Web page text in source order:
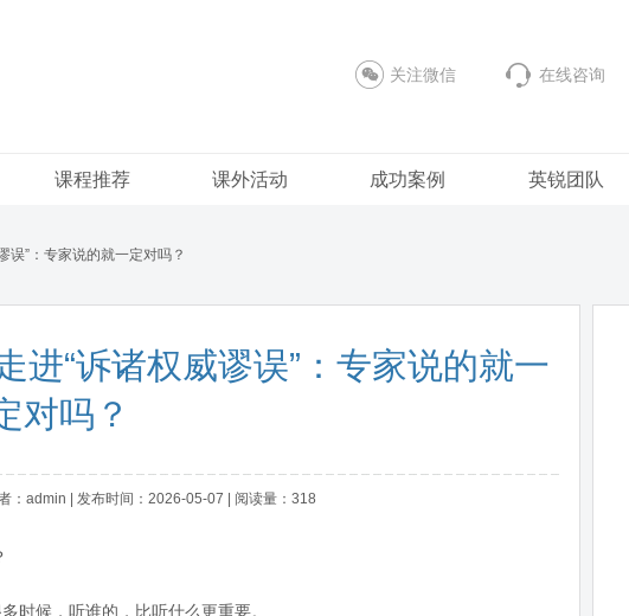
在线咨询
关注微信
课程推荐 课外活动 成功案例 英锐团队
误”：专家说的就一定对吗？
进“诉诸权威谬误”：专家说的就一
对吗？
：admin | 发布时间：2026-05-07 | 阅读量：318
时候，听谁的，比听什么更重要。